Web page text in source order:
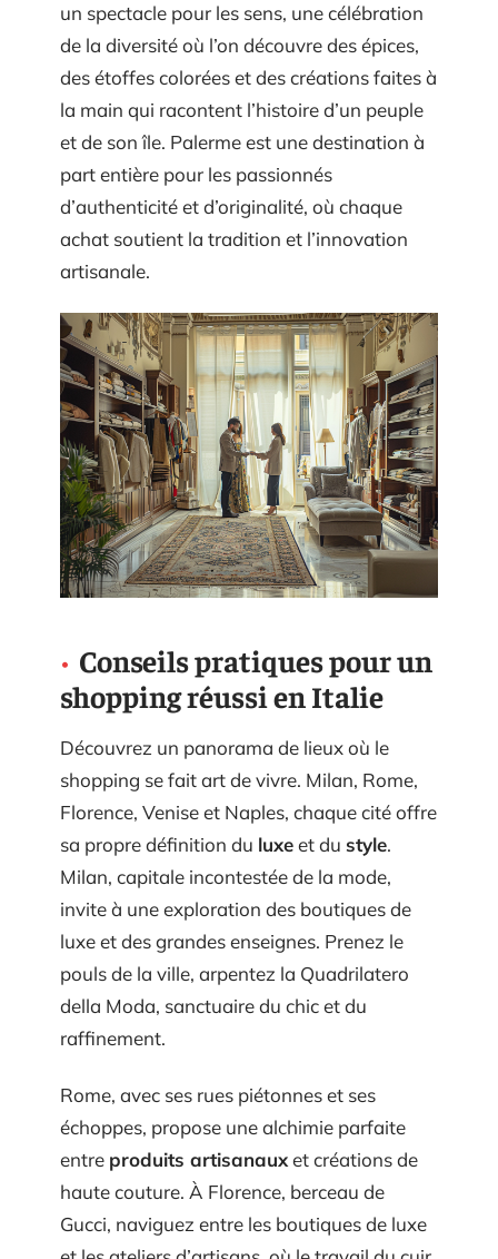
un spectacle pour les sens, une célébration
de la diversité où l’on découvre des épices,
des étoffes colorées et des créations faites à
la main qui racontent l’histoire d’un peuple
et de son île. Palerme est une destination à
part entière pour les passionnés
d’authenticité et d’originalité, où chaque
achat soutient la tradition et l’innovation
artisanale.
Conseils pratiques pour un
shopping réussi en Italie
Découvrez un panorama de lieux où le
shopping se fait art de vivre. Milan, Rome,
Florence, Venise et Naples, chaque cité offre
sa propre définition du luxeet du style.
Milan, capitale incontestée de la mode,
invite à une exploration des boutiques de
luxe et des grandes enseignes. Prenez le
pouls de la ville, arpentez la Quadrilatero
della Moda, sanctuaire du chic et du
raffinement.
Rome, avec ses rues piétonnes et ses
échoppes, propose une alchimie parfaite
entre produits artisanauxet créations de
haute couture. À Florence, berceau de
Gucci, naviguez entre les boutiques de luxe